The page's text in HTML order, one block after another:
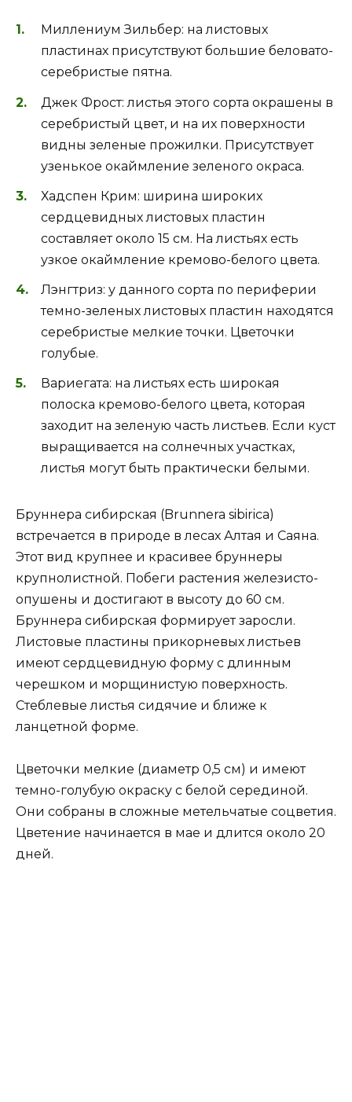
Миллениум Зильбер: на листовых
пластинах присутствуют большие беловато-
серебристые пятна.
Джек Фрост: листья этого сорта окрашены в
серебристый цвет, и на их поверхности
видны зеленые прожилки. Присутствует
узенькое окаймление зеленого окраса.
Хадспен Крим: ширина широких
сердцевидных листовых пластин
составляет около 15 см. На листьях есть
узкое окаймление кремово-белого цвета.
Лэнгтриз: у данного сорта по периферии
темно-зеленых листовых пластин находятся
серебристые мелкие точки. Цветочки
голубые.
Вариегата: на листьях есть широкая
полоска кремово-белого цвета, которая
заходит на зеленую часть листьев. Если куст
выращивается на солнечных участках,
листья могут быть практически белыми.
Бруннера сибирская (Brunnera sibirica)
встречается в природе в лесах Алтая и Саяна.
Этот вид крупнее и красивее бруннеры
крупнолистной. Побеги растения железисто-
опушены и достигают в высоту до 60 см.
Бруннера сибирская формирует заросли.
Листовые пластины прикорневых листьев
имеют сердцевидную форму с длинным
черешком и морщинистую поверхность.
Стеблевые листья сидячие и ближе к
ланцетной форме.
Цветочки мелкие (диаметр 0,5 см) и имеют
темно-голубую окраску с белой серединой.
Они собраны в сложные метельчатые соцветия.
Цветение начинается в мае и длится около 20
дней.